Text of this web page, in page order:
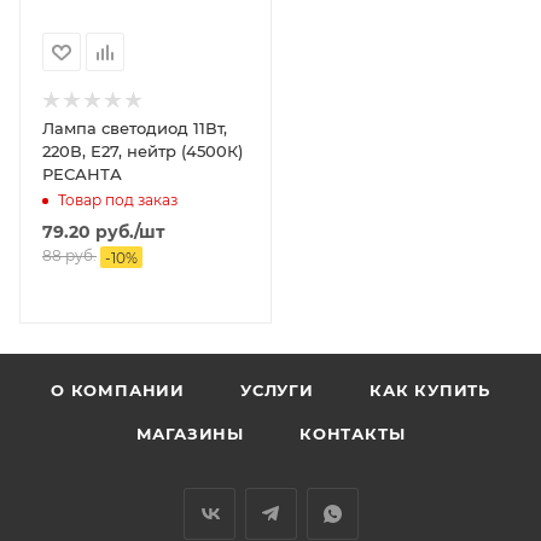
Лампа светодиод 11Вт,
220В, Е27, нейтр (4500К)
РЕСАНТА
Товар под заказ
79.20 руб./шт
88руб. -10%
О КОМПАНИИ УСЛУГИ КАК КУПИТЬ
МАГАЗИНЫ КОНТАКТЫ